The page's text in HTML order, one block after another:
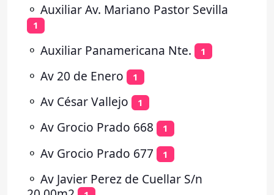
⚬ Auxiliar Av. Mariano Pastor Sevilla
1
⚬ Auxiliar Panamericana Nte. 1
⚬ Av 20 de Enero 1
⚬ Av César Vallejo 1
⚬ Av Grocio Prado 668 1
⚬ Av Grocio Prado 677 1
⚬ Av Javier Perez de Cuellar S/n